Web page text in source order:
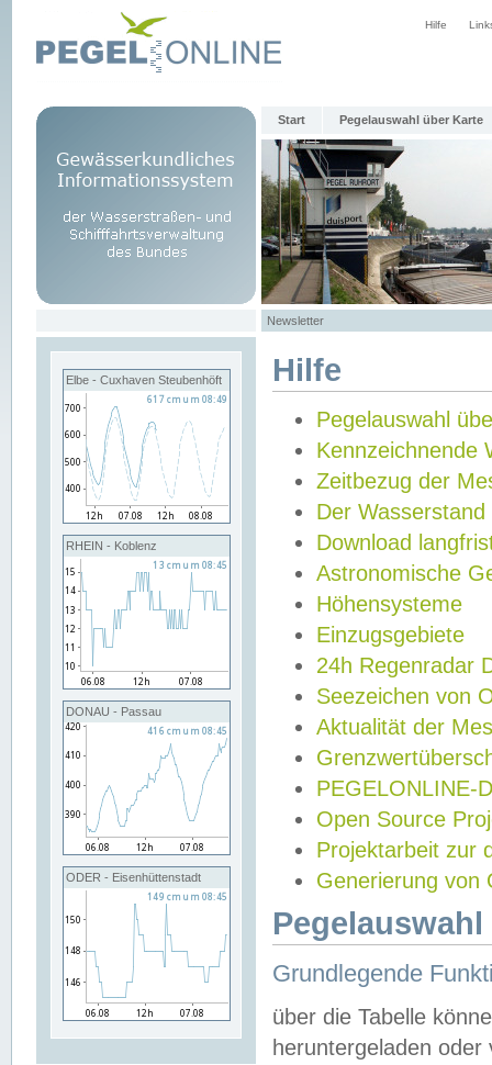
Hilfe
Start Pegelauswahl über Karte
Newsletter
Elbe - Cuxhaven Steubenhöft
RHEIN - Koblenz
DONAU - Passau
ODER - Eisenhüttenstadt
Hilfe
Pegelauswahl
Kennzeichnende
Zeitbezug der
Der Wasserstand
Download
Astronomische
Höhensysteme
Einzugsgebiete
24h Regenradar
Seezeichen von
Aktualität der
PEGELONLINE-
Open Source
Projektarbeit zur
Generierung von
Grundlegende
über die Tabelle
heruntergeladen oder